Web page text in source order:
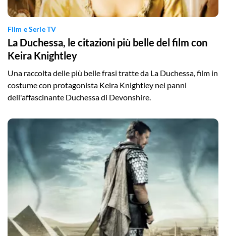
Film e Serie TV
La Duchessa, le citazioni più belle del film con
Keira Knightley
Una raccolta delle più belle frasi tratte da La Duchessa, film in
costume con protagonista Keira Knightley nei panni
dell'affascinante Duchessa di Devonshire.